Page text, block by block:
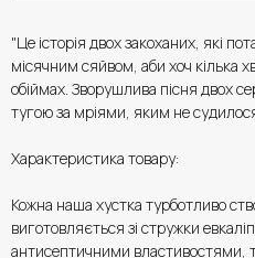
"Це історія двох закоханих, які
місячним сяйвом, аби хоч кілька
обіймах. Зворушлива пісня двох
тугою за мріями, яким не
Характеристика товару:
Кожна наша хустка турботливо
виготовляється зі стружки
антисептичними властивостями,